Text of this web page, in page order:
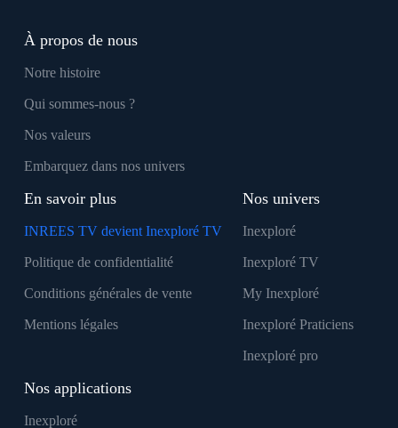
À propos de nous
Notre histoire
Qui sommes-nous ?
Nos valeurs
Embarquez dans nos univers
En savoir plus
INREES TV devient Inexploré TV
Politique de confidentialité
Conditions générales de vente
Mentions légales
Nos univers
Inexploré
Inexploré TV
My Inexploré
Inexploré Praticiens
Inexploré pro
Nos applications
Inexploré